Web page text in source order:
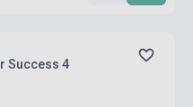
Success 4